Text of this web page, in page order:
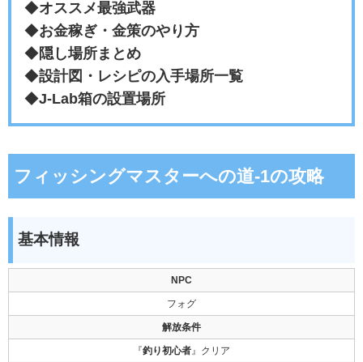
◆オススメ最強武器
◆お金稼ぎ・金策のやり方
◆隠し場所まとめ
◆設計図・レシピの入手場所一覧
◆J-Lab箱の設置場所
フィッシングマスターへの道-1の攻略
基本情報
NPC
フォグ
解放条件
『釣り初心者 』クリア